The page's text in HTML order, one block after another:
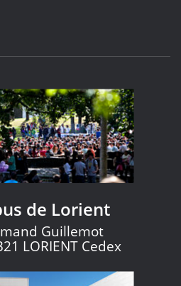
de Lorient
Guillemot
LORIENT Cedex